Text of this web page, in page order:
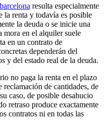
resulta especialmente
la renta y todavía es posible
la deuda o se inicie una
mora en el alquiler suele
en un contrato de
dependerán del
y del estado real de la deuda.
no paga la renta en el plazo
reclamación de cantidades, de
caso, de posible desahucio
retraso produce exactamente
contratos ni en todas las